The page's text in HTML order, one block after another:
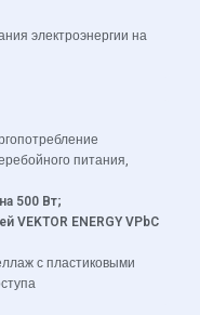
электроэнергии на
питания,
500 Вт;
VEKTOR ENERGY VPbC
с пластиковыми